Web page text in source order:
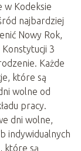
w Kodeksie
najbardziej
Nowy Rok,
3
Każde
które są
wolne od
pracy.
dni wolne,
indywidualnych
które są